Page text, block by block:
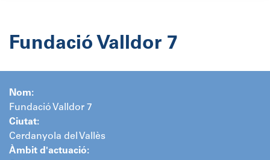
Fundació Valldor 7
Nom:
Fundació Valldor 7
Ciutat:
Cerdanyola del Vallès
Àmbit d'actuació: